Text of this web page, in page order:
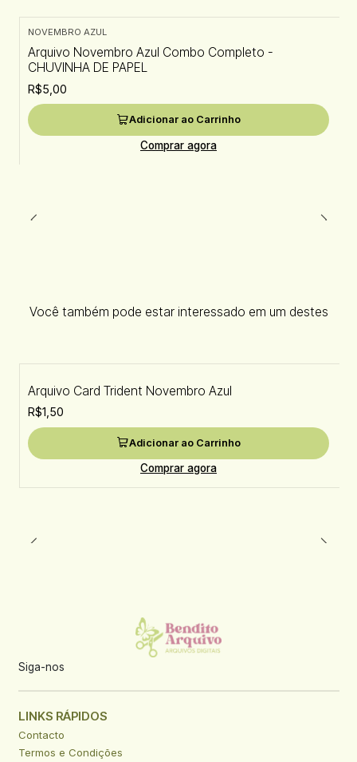
NOVEMBRO AZUL
Arquivo Novembro Azul Combo Completo -
CHUVINHA DE PAPEL
R$5,00
Adicionar ao Carrinho
Comprar agora
Você também pode estar interessado em um destes
Arquivo Card Trident Novembro Azul
R$1,50
Adicionar ao Carrinho
Comprar agora
Siga-nos
LINKS RÁPIDOS
Contacto
Termos e Condições